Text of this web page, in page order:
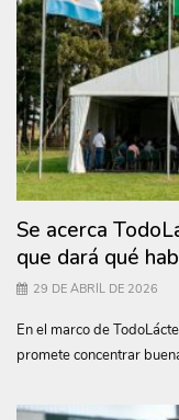
Se acerca
que dará qué
29 DE ABRIL DE 2026
En el marco de
promete concentrar